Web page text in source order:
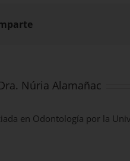
Núria Alamañac
en Odontología por la